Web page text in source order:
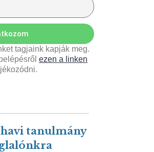
tagjaink kapják meg.
ezen a linken
tanulmány